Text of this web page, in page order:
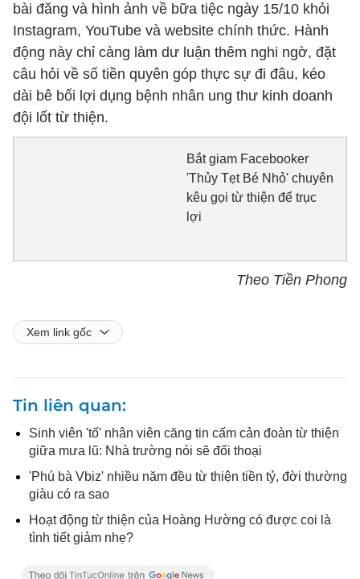
bài đăng và hình ảnh về bữa tiệc ngày 15/10 khỏi
Instagram, YouTube và website chính thức. Hành
động này chỉ càng làm dư luận thêm nghi ngờ, đặt
câu hỏi về số tiền quyên góp thực sự đi đâu, kéo
dài bê bối lợi dụng bệnh nhân ung thư kinh doanh
đội lốt từ thiện.
Bắt giam Facebooker
'Thủy Tẹt Bé Nhỏ' chuyên
kêu gọi từ thiện để trục
lợi
Theo Tiền Phong
Xem link gốc
Tin liên quan
Sinh viên 'tố' nhân viên căng tin cấm cản đoàn từ thiện
giữa mưa lũ: Nhà trường nói sẽ đối thoại
'Phú bà Vbiz' nhiều năm đều từ thiện tiền tỷ, đời thường
giàu có ra sao
Hoạt động từ thiện của Hoàng Hường có được coi là
tình tiết giảm nhẹ?